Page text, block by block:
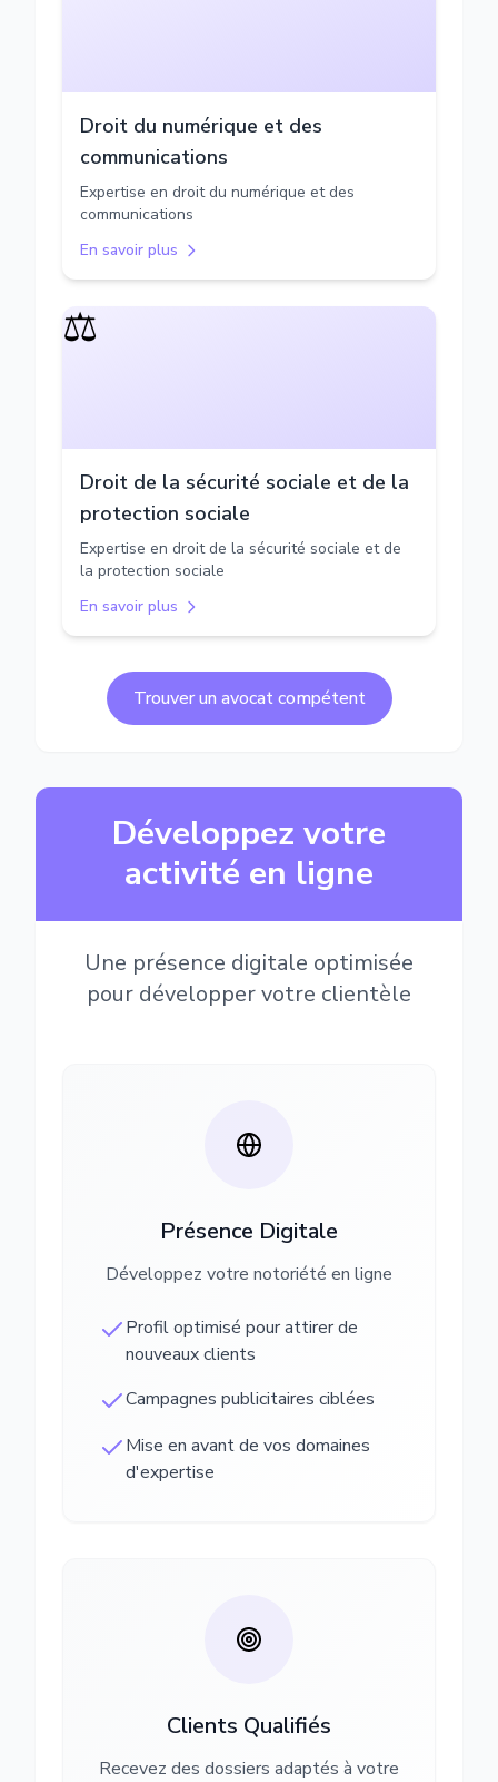
Droit du numérique et des
communications
Expertise en droit du numérique et des
communications
En savoir plus
⚖️
Droit de la sécurité sociale et de la
protection sociale
Expertise en droit de la sécurité sociale et de
la protection sociale
En savoir plus
Trouver un avocat compétent
Développez votre
activité en ligne
Une présence digitale optimisée
pour développer votre clientèle
Présence Digitale
Développez votre notoriété en ligne
Profil optimisé pour attirer de
nouveaux clients
Campagnes publicitaires ciblées
Mise en avant de vos domaines
d'expertise
Clients Qualifiés
Recevez des dossiers adaptés à votre